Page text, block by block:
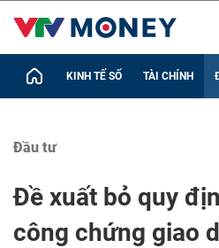
KINH TẾ SỐ TÀI CHÍNH
Đầu tư
Đề xuất bỏ quy
công chứng giao